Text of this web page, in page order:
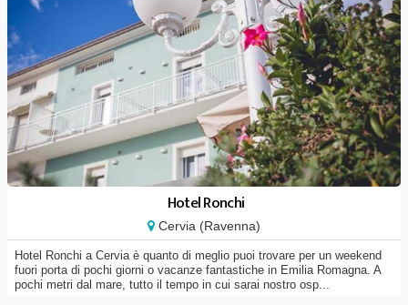
Hotel Ronchi
Cervia (Ravenna)
Hotel Ronchi a Cervia è quanto di meglio puoi trovare per un weekend
fuori porta di pochi giorni o vacanze fantastiche in Emilia Romagna. A
pochi metri dal mare, tutto il tempo in cui sarai nostro osp...